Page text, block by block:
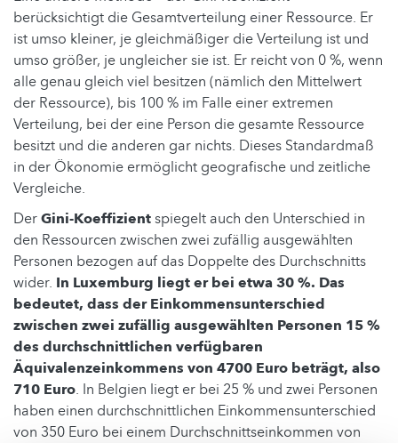
berücksichtigt die Gesamtverteilung einer Ressource. Er
ist umso kleiner, je gleichmäßiger die Verteilung ist und
umso größer, je ungleicher sie ist. Er reicht von 0 %, wenn
alle genau gleich viel besitzen (nämlich den Mittelwert
der Ressource), bis 100 % im Falle einer extremen
Verteilung, bei der eine Person die gesamte Ressource
besitzt und die anderen gar nichts. Dieses Standardmaß
in der Ökonomie ermöglicht geografische und zeitliche
Vergleiche.
DerGini-Koeffizientspiegelt auch den Unterschied in
den Ressourcen zwischen zwei zufällig ausgewählten
Personen bezogen auf das Doppelte des Durchschnitts
wider. In Luxemburg liegt er bei etwa 30 %. Das
bedeutet, dass der Einkommensunterschied
zwischen zwei zufällig ausgewählten Personen 15 %
des durchschnittlichen verfügbaren
Äquivalenzeinkommens von 4700 Euro beträgt, also
710 Euro. In Belgien liegt er bei 25 % und zwei Personen
haben einen durchschnittlichen Einkommensunterschied
von 350 Euro bei einem Durchschnittseinkommen von